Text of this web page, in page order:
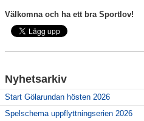
Våra lag
Matcher
Välkomna och ha ett bra Sportlov!
Nyhetsarkiv
Start Gölarundan hösten 2026
Spelschema uppflyttningserien 2026